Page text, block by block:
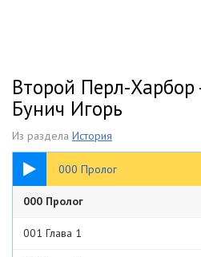
Второй Перл-Харбор
Бунич Игорь
Из раздела История
000 Пролог
17:49
000 Пролог
001 Глава 1